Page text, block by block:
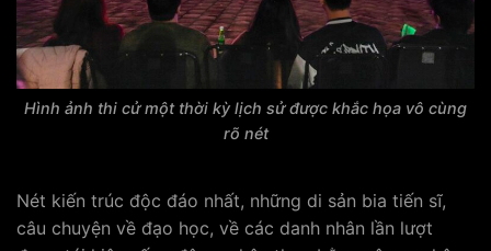
Hình ảnh thi cử một thời kỳ lịch sử được khắc họa vô cùng
rõ nét
Nét kiến trúc độc đáo nhất, những di sản bia tiến sĩ,
câu chuyện về đạo học, về các danh nhân lần lượt